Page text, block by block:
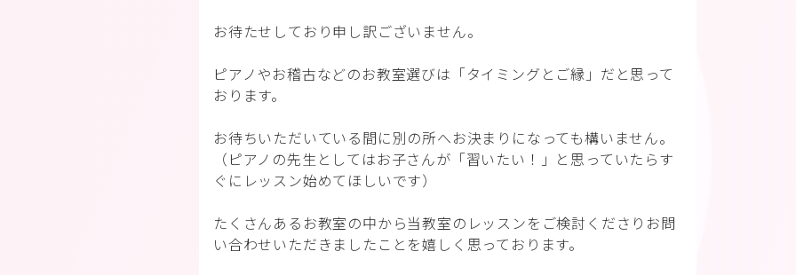
お待たせしており申し訳ございません。
ピアノやお稽古などのお教室選びは「タイミングとご縁」だと思って
おります。
お待ちいただいている間に別の所へお決まりになっても構いません。
（ピアノの先生としてはお子さんが「習いたい！」と思っていたらす
ぐにレッスン始めてほしいです）
たくさんあるお教室の中から当教室のレッスンをご検討くださりお問
い合わせいただきましたことを嬉しく思っております。